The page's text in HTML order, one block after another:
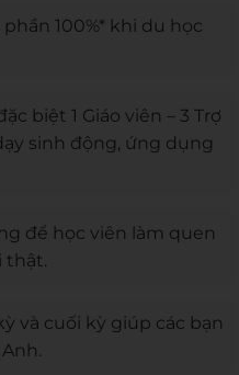
100%* khi du học
biệt 1 Giáo viên – 3 Trợ
sinh động, ứng dụng
để học viên làm quen
thật.
và cuối kỳ giúp các bạn